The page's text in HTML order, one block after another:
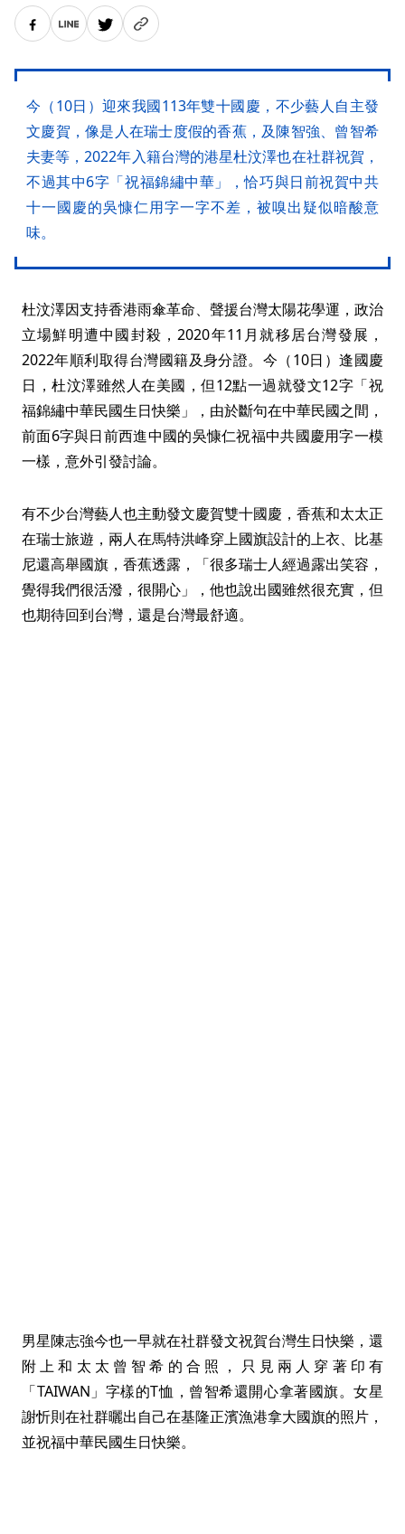
今（10日）迎來我國113年雙十國慶，不少藝人自主發
文慶賀，像是人在瑞士度假的香蕉，及陳智強、曾智希
夫妻等，2022年入籍台灣的港星杜汶澤也在社群祝賀，
不過其中6字「祝福錦繡中華」，恰巧與日前祝賀中共
十一國慶的吳慷仁用字一字不差，被嗅出疑似暗酸意
味。
杜汶澤因支持香港雨傘革命、聲援台灣太陽花學運，政治
立場鮮明遭中國封殺，2020年11月就移居台灣發展，
2022年順利取得台灣國籍及身分證。今（10日）逢國慶
日，杜汶澤雖然人在美國，但12點一過就發文12字「祝
福錦繡中華民國生日快樂」，由於斷句在中華民國之間，
前面6字與日前西進中國的吳慷仁祝福中共國慶用字一模
一樣，意外引發討論。
有不少台灣藝人也主動發文慶賀雙十國慶，香蕉和太太正
在瑞士旅遊，兩人在馬特洪峰穿上國旗設計的上衣、比基
尼還高舉國旗，香蕉透露，「很多瑞士人經過露出笑容，
覺得我們很活潑，很開心」，他也說出國雖然很充實，但
也期待回到台灣，還是台灣最舒適。
男星陳志強今也一早就在社群發文祝賀台灣生日快樂，還
附上和太太曾智希的合照，只見兩人穿著印有
「TAIWAN」字樣的T恤，曾智希還開心拿著國旗。女星
謝忻則在社群曬出自己在基隆正濱漁港拿大國旗的照片，
並祝福中華民國生日快樂。